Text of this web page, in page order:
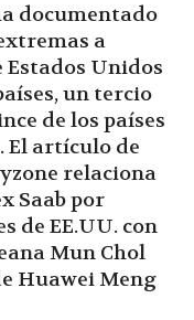
documentado
a
Estados Unidos
un tercio
de los países
El artículo de
relaciona
Saab por
de EE.UU. con
Mun Chol
Huawei Meng